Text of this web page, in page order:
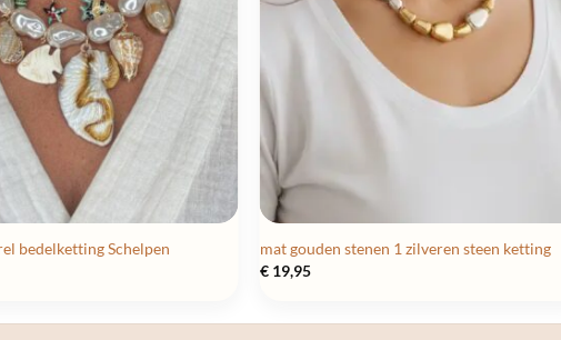
bedelketting Schelpen
mat gouden stenen 1 zilveren steen ketting
€19,95